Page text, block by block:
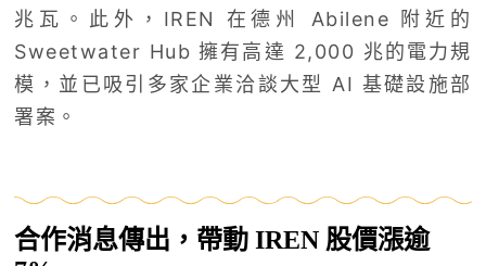
兆瓦。此外，IREN 在德州 Abilene 附近的
Sweetwater Hub 擁有高達 2,000 兆的電力規
模，並已吸引多家企業洽談大型 AI 基礎設施部
署案。
合作消息傳出，帶動 IREN 股價漲逾